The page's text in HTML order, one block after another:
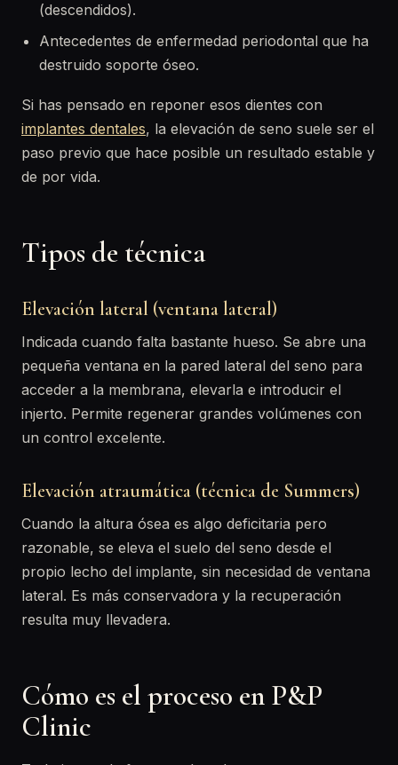
(descendidos).
Antecedentes de enfermedad periodontal que ha
destruido soporte óseo.
Si has pensado en reponer esos dientes con
implantes dentales, la elevación de seno suele ser el
paso previo que hace posible un resultado estable y
de por vida.
Tipos de técnica
Elevación lateral (ventana lateral)
Indicada cuando falta bastante hueso. Se abre una
pequeña ventana en la pared lateral del seno para
acceder a la membrana, elevarla e introducir el
injerto. Permite regenerar grandes volúmenes con
un control excelente.
Elevación atraumática (técnica de Summers)
Cuando la altura ósea es algo deficitaria pero
razonable, se eleva el suelo del seno desde el
propio lecho del implante, sin necesidad de ventana
lateral. Es más conservadora y la recuperación
resulta muy llevadera.
Cómo es el proceso en P&P
Clinic